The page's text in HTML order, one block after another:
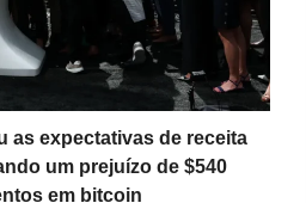
as expectativas de receita
um prejuízo de $540
em bitcoin